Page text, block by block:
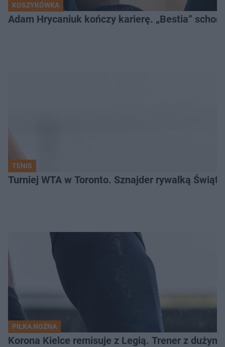
KOSZYKÓWKA
Adam Hrycaniuk kończy karierę. „Bestia”
TENIS
Turniej WTA w Toronto. Sznajder rywalką
PIŁKA NOŻNA
Korona Kielce remisuje z Legią. Trener z dużym